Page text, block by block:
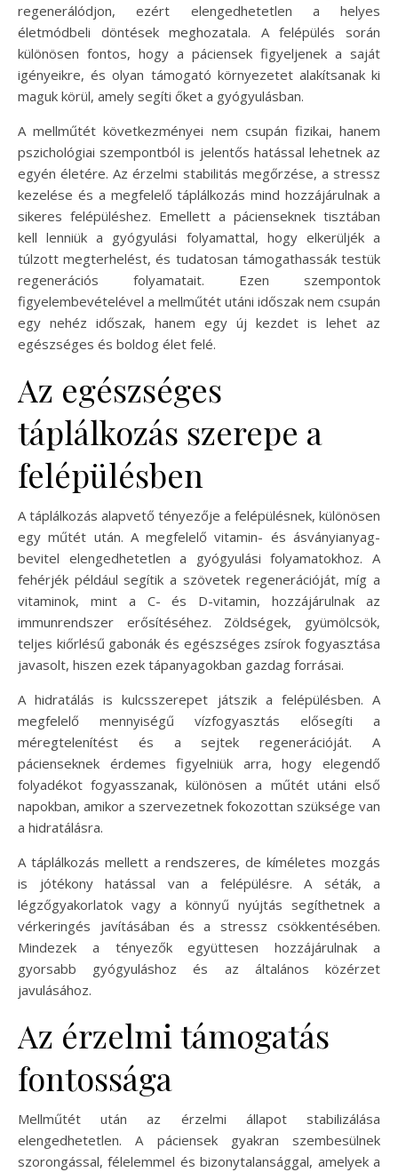
regenerálódjon, ezért elengedhetetlen a helyes
életmódbeli döntések meghozatala. A felépülés során
különösen fontos, hogy a páciensek figyeljenek a saját
igényeikre, és olyan támogató környezetet alakítsanak ki
maguk körül, amely segíti őket a gyógyulásban.
A mellműtét következményei nem csupán fizikai, hanem
pszichológiai szempontból is jelentős hatással lehetnek az
egyén életére. Az érzelmi stabilitás megőrzése, a stressz
kezelése és a megfelelő táplálkozás mind hozzájárulnak a
sikeres felépüléshez. Emellett a pácienseknek tisztában
kell lenniük a gyógyulási folyamattal, hogy elkerüljék a
túlzott megterhelést, és tudatosan támogathassák testük
regenerációs folyamatait. Ezen szempontok
figyelembevételével a mellműtét utáni időszak nem csupán
egy nehéz időszak, hanem egy új kezdet is lehet az
egészséges és boldog élet felé.
Az egészséges
táplálkozás szerepe a
felépülésben
A táplálkozás alapvető tényezője a felépülésnek, különösen
egy műtét után. A megfelelő vitamin- és ásványianyag-
bevitel elengedhetetlen a gyógyulási folyamatokhoz. A
fehérjék például segítik a szövetek regenerációját, míg a
vitaminok, mint a C- és D-vitamin, hozzájárulnak az
immunrendszer erősítéséhez. Zöldségek, gyümölcsök,
teljes kiőrlésű gabonák és egészséges zsírok fogyasztása
javasolt, hiszen ezek tápanyagokban gazdag forrásai.
A hidratálás is kulcsszerepet játszik a felépülésben. A
megfelelő mennyiségű vízfogyasztás elősegíti a
méregtelenítést és a sejtek regenerációját. A
pácienseknek érdemes figyelniük arra, hogy elegendő
folyadékot fogyasszanak, különösen a műtét utáni első
napokban, amikor a szervezetnek fokozottan szüksége van
a hidratálásra.
A táplálkozás mellett a rendszeres, de kíméletes mozgás
is jótékony hatással van a felépülésre. A séták, a
légzőgyakorlatok vagy a könnyű nyújtás segíthetnek a
vérkeringés javításában és a stressz csökkentésében.
Mindezek a tényezők együttesen hozzájárulnak a
gyorsabb gyógyuláshoz és az általános közérzet
javulásához.
Az érzelmi támogatás
fontossága
Mellműtét után az érzelmi állapot stabilizálása
elengedhetetlen. A páciensek gyakran szembesülnek
szorongással, félelemmel és bizonytalansággal, amelyek a